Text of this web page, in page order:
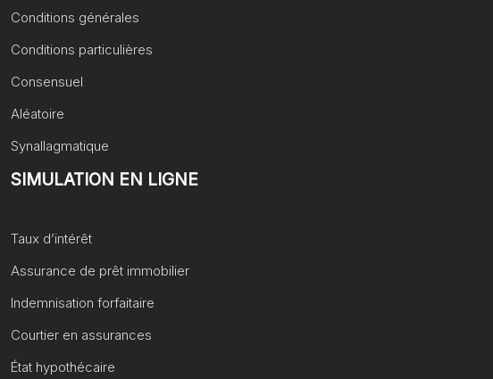
Conditions générales
Conditions particulières
Consensuel
Aléatoire
Synallagmatique
SIMULATION EN LIGNE
Taux d’intérêt
Assurance de prêt immobilier
Indemnisation forfaitaire
Courtier en assurances
État hypothécaire